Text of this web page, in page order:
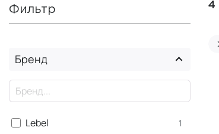
Фильтр
Бренд
Lebel 1
4